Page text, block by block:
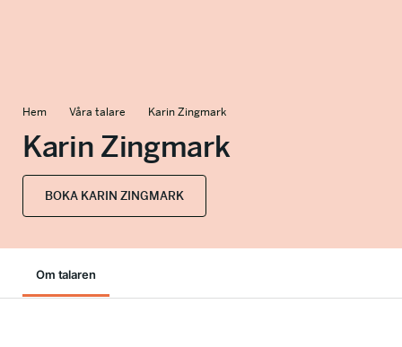
Hem Våra talare Karin Zingmark
Karin Zingmark
BOKA KARIN ZINGMARK
Om talaren